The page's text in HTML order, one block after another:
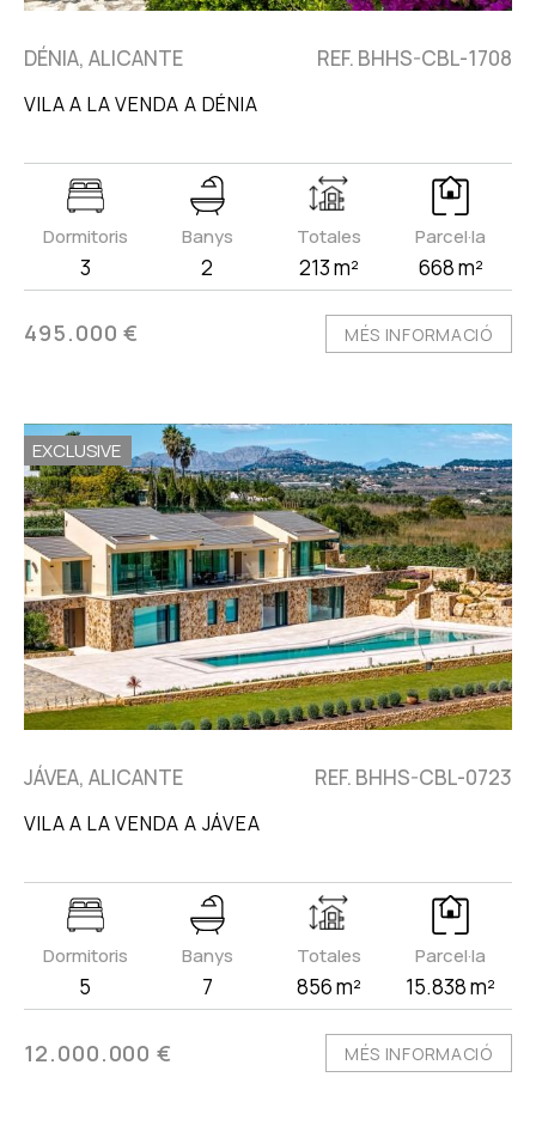
DÉNIA, ALICANTE REF. BHHS-CBL-1708
VILA A LA VENDA A DÉNIA
Dormitoris
3
Banys
2
Totales
213 m²
Parcel·la
668 m²
495.000 € MÉS INFORMACIÓ
EXCLUSIVE
JÁVEA, ALICANTE REF. BHHS-CBL-0723
VILA A LA VENDA A JÁVEA
Dormitoris
5
Banys
7
Totales
856 m²
Parcel·la
15.838 m²
12.000.000 € MÉS INFORMACIÓ